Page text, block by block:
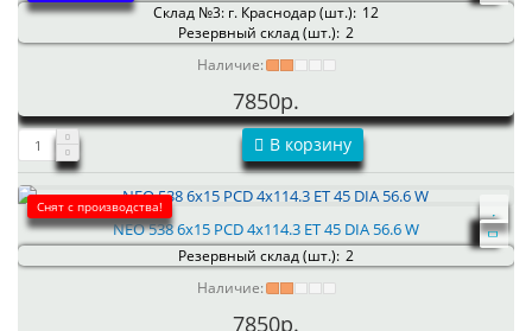
Склад №3: г. Краснодар (шт.): 12
Резервный склад (шт.): 2
Наличие:
7850р.
В корзину
Снят с производства!
NEO 538 6x15 PCD 4x114.3 ET 45 DIA 56.6 W
Резервный склад (шт.): 2
Наличие:
7850р.